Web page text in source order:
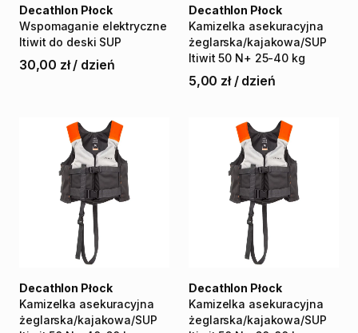
Wspomaganie elektryczne
Itiwit do deski SUP
Decathlon Płock
30,00 zł / dzień
Kamizelka asekuracyjna
żeglarska​/​kajakowa​/​SUP
Itiwit 50 N+ 25-40 kg
Decathlon Płock
5,00 zł / dzień
Kamizelka asekuracyjna
żeglarska​/​kajakowa​/​SUP
Decathlon Płock
Kamizelka asekuracyjna
żeglarska​/​kajakowa​/​SUP
Decathlon Płock